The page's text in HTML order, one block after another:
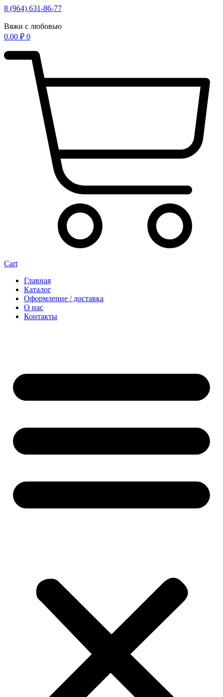
Перейти
содержимому
8 (964) 631-86-77
Вяжи с любовью
0.00 ₽ 0
Cart
Главная
Каталог
Оформление / доставка
О нас
Контакты